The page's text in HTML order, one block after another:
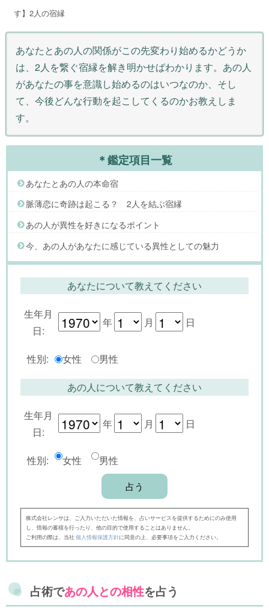
す】2人の宿縁
あなたとあの人の関係がこの先変わり始めるかどうか
は、2人を繋ぐ宿縁を解き明かせばわかります。あの人
があなたの事を意識し始めるのはいつなのか、そし
て、今後どんな行動を起こしてくるのかお教えしま
す。
＊鑑定項目一覧
あなたとあの人の本命宿
脈薄恋に奇跡は起こる？ 2人を結ぶ宿縁
あの人が異性を好きになるポイント
今、あの人があなたに感じている異性としての魅力
あなたについて教えてください
生年月
日:
年 月 日
性別: 女性 男性
あの人について教えてください
生年月
日:
年 月 日
性別: 女性 男性
株式会社レンサは、ご入力いただいた情報を、占いサービスを提供するためにのみ使用
し、情報の蓄積を行ったり、他の目的で使用することはありません。
ご利用の際は、当社 個人情報保護方針に同意の上、必要事項をご入力ください。
占術であの人との相性を占う